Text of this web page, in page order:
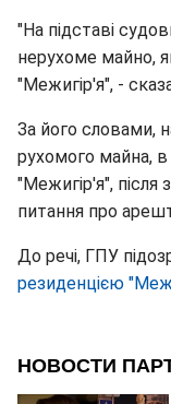
"На підставі
нерухоме майно,
"Межигір'я", -
За його словами,
рухомого майна, в
"Межигір'я",
питання про
До речі, ГПУ
резиденцією